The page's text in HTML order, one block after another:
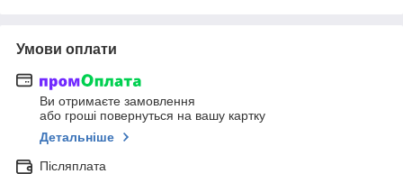
Умови оплати
Ви отримаєте замовлення
або гроші повернуться на вашу картку
Детальніше
Післяплата